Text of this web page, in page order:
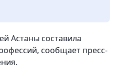
Астаны составила
сообщает пресс-